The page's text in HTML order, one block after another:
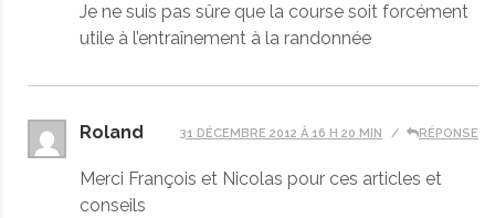
Je ne suis pas sûre que la course soit forcément
utile à l’entraînement à la randonnée
Roland 31 DÉCEMBRE 2012 À 16 H 20 MIN RÉPONSE
Merci François et Nicolas pour ces articles et
conseils